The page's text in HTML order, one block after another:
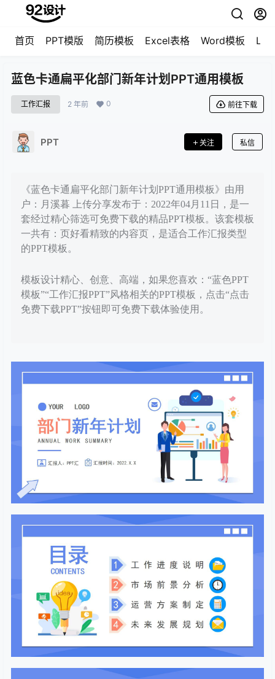
首页 PPT模版 简历模板 Excel表格 Word模板
蓝色卡通扁平化部门新年计划PPT通用模板
工作汇报 2 年前 0 前往下载
PPT 关注 私信
《蓝色卡通扁平化部门新年计划PPT通用模板》由用
户：月溪暮 上传分享发布于：2022年04月11日，是一
套经过精心筛选可免费下载的精品PPT模板。该套模板
一共有：页好看精致的内容页，是适合工作汇报类型
的PPT模板。
模板设计精心、创意、高端，如果您喜欢：“蓝色PPT
模板”“工作汇报PPT”风格相关的PPT模板，点击“点击
免费下载PPT”按钮即可免费下载体验使用。